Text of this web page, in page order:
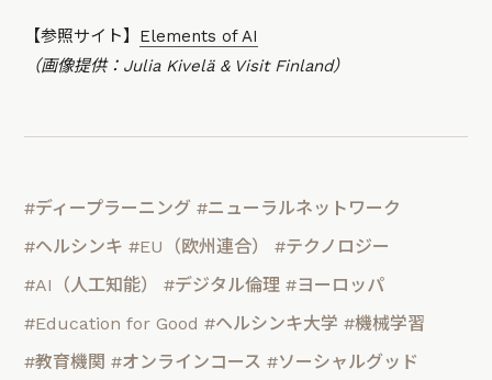
【参照サイト】 Elements of AI
（画像提供：Julia Kivelä & Visit Finland）
#ディープラーニング #ニューラルネットワーク
#ヘルシンキ #EU（欧州連合）
#テクノロジー
#AI（人工知能）
#デジタル倫理 #ヨーロッパ
#Education for Good #ヘルシンキ大学 #機械学習
#教育機関 #オンラインコース #ソーシャルグッド